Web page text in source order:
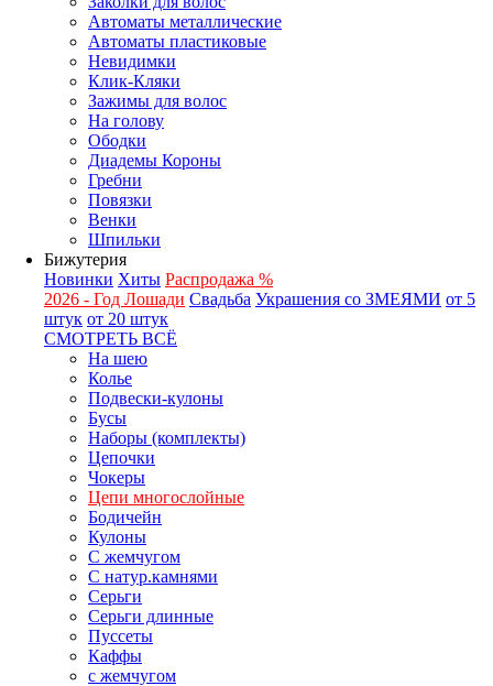
Автоматы металлические
Автоматы пластиковые
Невидимки
Клик-Кляки
Зажимы для волос
На голову
Ободки
Диадемы Короны
Гребни
Повязки
Венки
Шпильки
Бижутерия
Новинки Хиты Распродажа %
2026 - Год Лошади Свадьба Украшения со ЗМЕЯМИ от 5
штук от 20 штук
СМОТРЕТЬ ВСЁ
На шею
Колье
Подвески-кулоны
Бусы
Наборы (комплекты)
Цепочки
Чокеры
Цепи многослойные
Бодичейн
Кулоны
С жемчугом
С натур.камнями
Серьги
Серьги длинные
Пуссеты
Каффы
с жемчугом